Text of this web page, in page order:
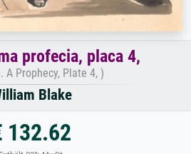
profecia, placa 4,
A Prophecy, Plate 4, )
Blake
132.62